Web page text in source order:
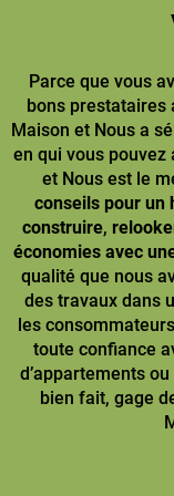
Parce que vous
bons prestataires
Maison et Nous a
en qui vous
et Nous est le
conseils pour un
construire,
économies avec
qualité que nous
des travaux dans
les
toute confiance
d’appartements
bien fait, gage